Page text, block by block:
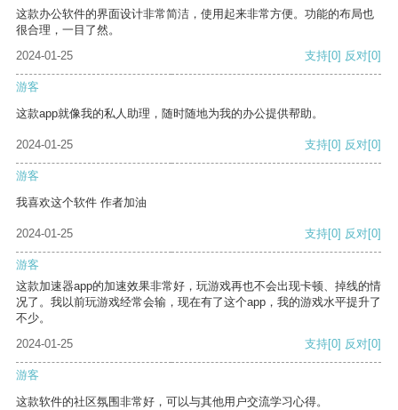
这款办公软件的界面设计非常简洁，使用起来非常方便。功能的布局也
很合理，一目了然。
2024-01-25
支持[0] 反对[0]
游客
这款app就像我的私人助理，随时随地为我的办公提供帮助。
2024-01-25 支持[0] 反对[0]
游客
我喜欢这个软件 作者加油
2024-01-25 支持[0] 反对[0]
游客
这款加速器app的加速效果非常好，玩游戏再也不会出现卡顿、掉线的情
况了。我以前玩游戏经常会输，现在有了这个app，我的游戏水平提升了
不少。
2024-01-25
支持[0] 反对[0]
游客
这款软件的社区氛围非常好，可以与其他用户交流学习心得。